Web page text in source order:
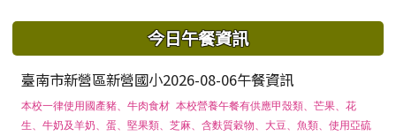
下中區域內容
今日午餐資訊
臺南市新營區新營國小2026-08-06午餐資訊
本校一律使用國產豬、牛肉食材 本校營養午餐有供應甲殼類、芒果、花
生、牛奶及羊奶、蛋、堅果類、芝麻、含麩質穀物、大豆、魚類、使用亞硫